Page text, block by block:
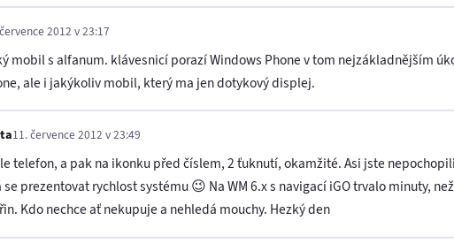
2012 v 23:17
mobil s alfanum. klávesnicí porazí Windows Phone v tom nejzákladnějším
ale i jakýkoliv mobil, který ma jen dotykový displej.
11. července 2012 v 23:49
telefon, a pak na ikonku před číslem, 2 ťuknutí, okamžité. Asi jste
se prezentovat rychlost systému 😉 Na WM 6.x s navigací iGO trvalo minuty,
Kdo nechce ať nekupuje a nehledá mouchy. Hezký den